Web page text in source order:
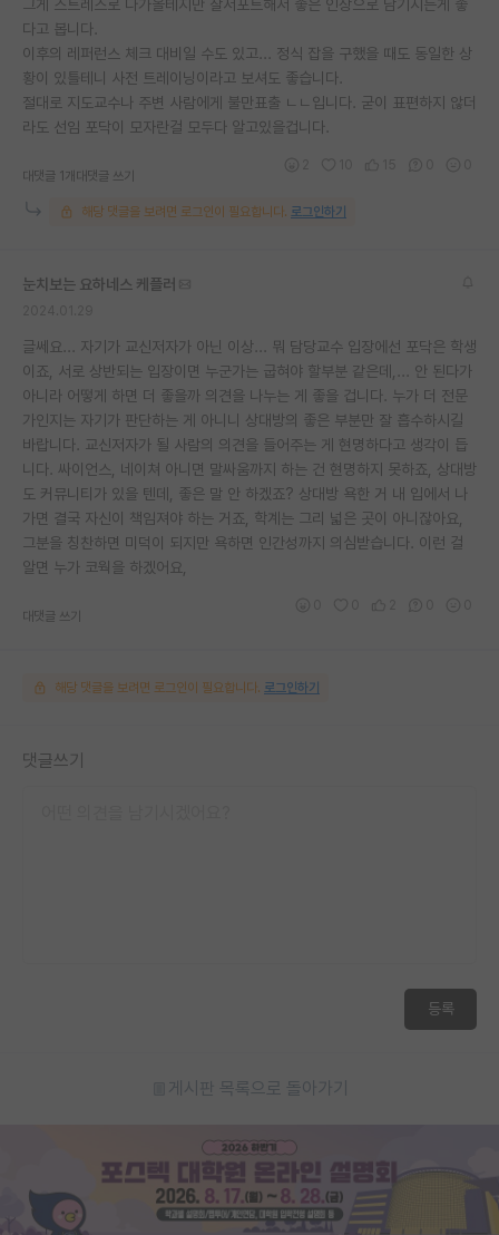
그게 스트레스로 다가올테지만 잘서포트해서 좋은 인상으로 남기시는게 좋
다고 봅니다.
이후의 레퍼런스 체크 대비일 수도 있고... 정식 잡을 구했을 때도 동일한 상
황이 있틀테니 사전 트레이닝이라고 보셔도 좋습니다.
절대로 지도교수나 주변 사람에게 불만표출 ㄴㄴ입니다. 굳이 표편하지 않더
라도 선임 포닥이 모자란걸 모두다 알고있을겁니다.
대댓글 1개 대댓글 쓰기
해당 댓글을 보려면 로그인이 필요합니다. 로그인하기
눈치보는 요하네스 케플러
글쎄요... 자기가 교신저자가 아닌 이상... 뭐 담당교수 입장에선 포닥은 학생
이죠, 서로 상반되는 입장이면 누군가는 굽혀야 할부분 같은데,... 안 된다가
아니라 어떻게 하면 더 좋을까 의견을 나누는 게 좋을 겁니다. 누가 더 전문
가인지는 자기가 판단하는 게 아니니 상대방의 좋은 부분만 잘 흡수하시길
바랍니다. 교신저자가 될 사람의 의견을 들어주는 게 현명하다고 생각이 듭
니다. 싸이언스, 네이쳐 아니면 말싸움까지 하는 건 현명하지 못하죠, 상대방
도 커뮤니티가 있을 텐데, 좋은 말 안 하겠죠? 상대방 욕한 거 내 입에서 나
가면 결국 자신이 책임져야 하는 거죠, 학계는 그리 넓은 곳이 아니잖아요,
그분을 칭찬하면 미덕이 되지만 욕하면 인간성까지 의심받습니다. 이런 걸
알면 누가 코웍을 하겠어요,
대댓글 쓰기
해당 댓글을 보려면 로그인이 필요합니다. 로그인하기
댓글쓰기
등록
게시판 목록으로 돌아가기